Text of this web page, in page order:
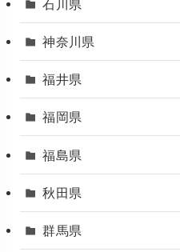
石川県
神奈川県
福井県
福岡県
福島県
秋田県
群馬県